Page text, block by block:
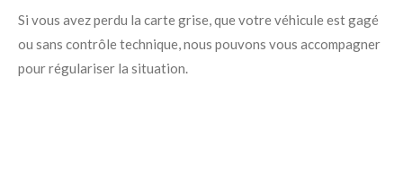
Si vous avez perdu la carte grise, que votre véhicule est gagé
ou sans contrôle technique, nous pouvons vous accompagner
pour régulariser la situation.